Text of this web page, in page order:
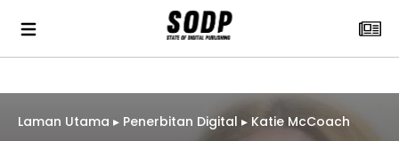
Laman Utama ▸ Penerbitan Digital ▸ Katie McCoach